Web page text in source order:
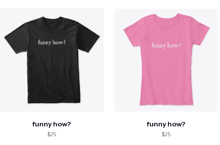
funny how?
$25
funny how?
$25